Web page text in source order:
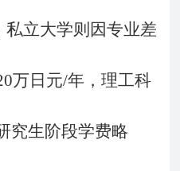
私立大学则因专业差
万日元/年，理工科
究生阶段学费略